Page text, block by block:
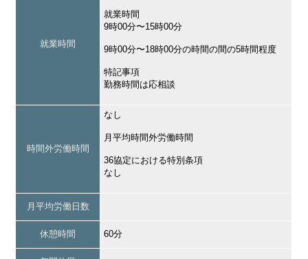
就業時間
就業時間
9時00分〜15時00分
9時00分〜18時00分の時間の間の5時間程度
特記事項
勤務時間は応相談
時間外労働時間
なし
月平均時間外労働時間
36協定における特別条項
なし
月平均労働日数
休憩時間 60分